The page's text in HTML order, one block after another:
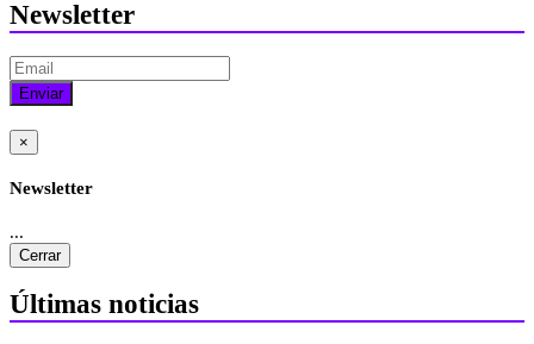
Newsletter
Enviar
×
Newsletter
...
Cerrar
Últimas noticias